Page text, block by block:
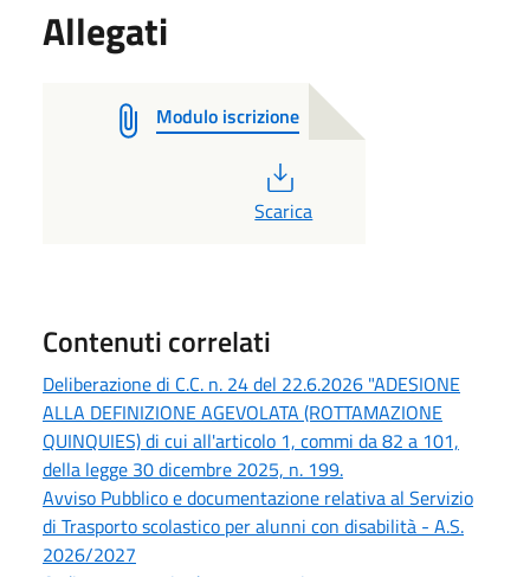
Allegati
Modulo iscrizione
Scarica
Contenuti correlati
Deliberazione di C.C. n. 24 del 22.6.2026 "ADESIONE
ALLA DEFINIZIONE AGEVOLATA (ROTTAMAZIONE
QUINQUIES) di cui all'articolo 1, commi da 82 a 101,
della legge 30 dicembre 2025, n. 199.
Avviso Pubblico e documentazione relativa al Servizio
di Trasporto scolastico per alunni con disabilità - A.S.
2026/2027